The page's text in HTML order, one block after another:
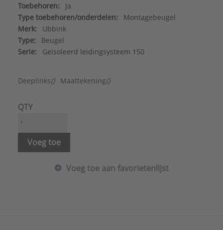
Toebehoren:
Ja
Type toebehoren/onderdelen:
Montagebeugel
Merk:
Ubbink
Type:
Beugel
Serie:
Geïsoleerd leidingsysteem 150
Deeplinks() Maattekening()
QTY
Voeg toe
Voeg toe aan favorietenlijst